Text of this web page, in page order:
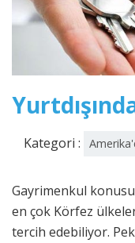
Kategori :
Gayrimenkul
en çok Körfez
tercih edebiliyor.